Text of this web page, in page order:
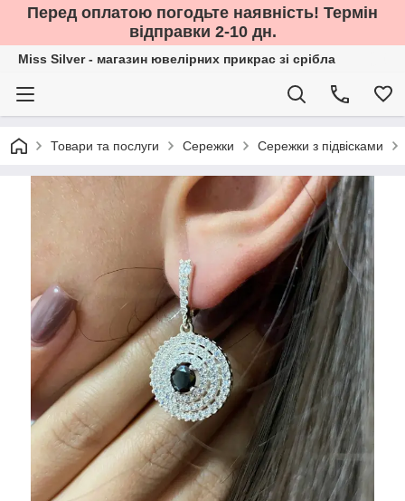
Перед оплатою погодьте наявність! Термін
відправки 2-10 дн.
Miss Silver - магазин ювелірних прикрас зі срібла
Товари та послуги Сережки Сережки з підвісками